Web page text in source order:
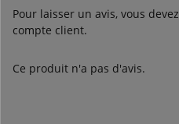
Pour laisser un avis, vous devez
compte client.
Ce produit n'a pas d'avis.